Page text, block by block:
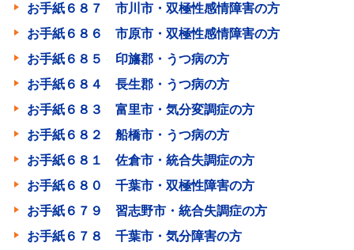
お手紙６８７ 市川市・双極性感情障害の方
お手紙６８６ 市原市・双極性感情障害の方
お手紙６８５ 印旛郡・うつ病の方
お手紙６８４ 長生郡・うつ病の方
お手紙６８３ 富里市・気分変調症の方
お手紙６８２ 船橋市・うつ病の方
お手紙６８１ 佐倉市・統合失調症の方
お手紙６８０ 千葉市・双極性障害の方
お手紙６７９ 習志野市・統合失調症の方
お手紙６７８ 千葉市・気分障害の方